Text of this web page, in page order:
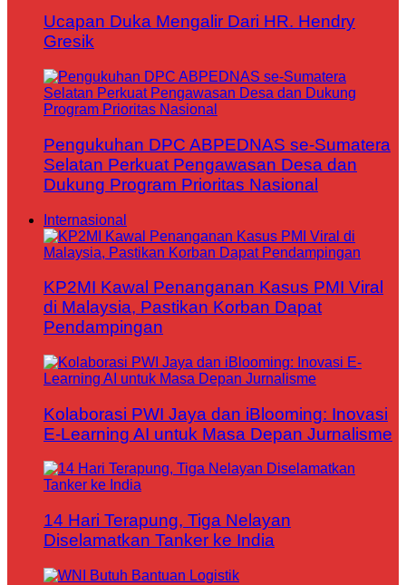
Ucapan Duka Mengalir Dari HR. Hendry
Gresik
Pengukuhan DPC ABPEDNAS se-Sumatera
Selatan Perkuat Pengawasan Desa dan
Dukung Program Prioritas Nasional
Internasional
KP2MI Kawal Penanganan Kasus PMI Viral
di Malaysia, Pastikan Korban Dapat
Pendampingan
Kolaborasi PWI Jaya dan iBlooming: Inovasi
E-Learning AI untuk Masa Depan Jurnalisme
14 Hari Terapung, Tiga Nelayan
Diselamatkan Tanker ke India